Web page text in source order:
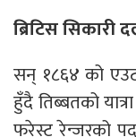
ब्रिटिस सिकारी
सन् १८६४ को
हुँदै तिब्बतको
फरेस्ट रेन्जरको